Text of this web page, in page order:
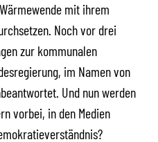
mit ihrem
Noch vor drei
zur kommunalen
im Namen von
Und nun werden
vorbei, in den Medien